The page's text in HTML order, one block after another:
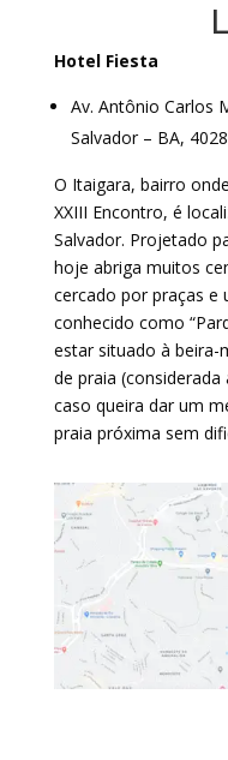
Hotel Fiesta
Av. Antônio Carlos
Salvador – BA,
O Itaigara, bairro
XXIII Encontro, é
Salvador. Projetado
hoje abriga muitos
cercado por praças e
conhecido como
estar situado à beira-
de praia
caso queira dar um
praia próxima sem